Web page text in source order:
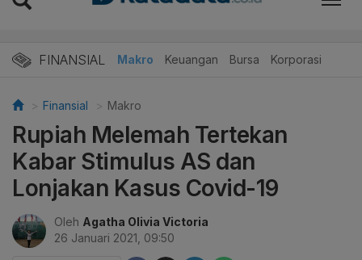
FINANSIAL Makro Keuangan Bursa Korporasi
Finansial Makro
Rupiah Melemah Tertekan
Kabar Stimulus AS dan
Lonjakan Kasus Covid-19
Oleh Agatha Olivia Victoria
26 Januari 2021, 09:50